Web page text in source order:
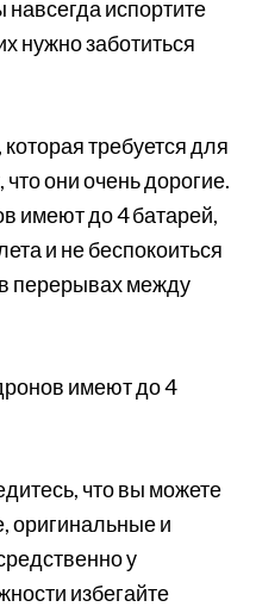
испортите
нужно заботиться
требуется для
они очень дорогие.
имеют до 4 батарей,
и не беспокоиться
перерывах между
имеют до 4
что вы можете
оригинальные и
у
избегайте